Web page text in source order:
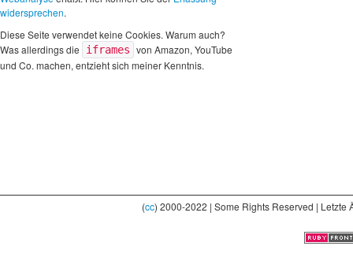
widersprechen.
Diese Seite verwendet keine Cookies. Warum auch?
Was allerdings die
iframes von Amazon, YouTube
und Co. machen, entzieht sich meiner Kenntnis.
(cc) 2000-2022 | Some Rights Reserved |